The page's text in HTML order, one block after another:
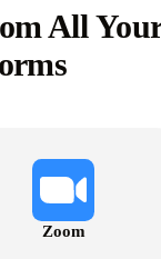
All
Zoom